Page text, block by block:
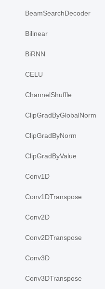
BeamSearchDecoder
Bilinear
BiRNN
CELU
ChannelShuffle
ClipGradByGlobalNorm
ClipGradByNorm
ClipGradByValue
Conv1D
Conv1DTranspose
Conv2D
Conv2DTranspose
Conv3D
Conv3DTranspose